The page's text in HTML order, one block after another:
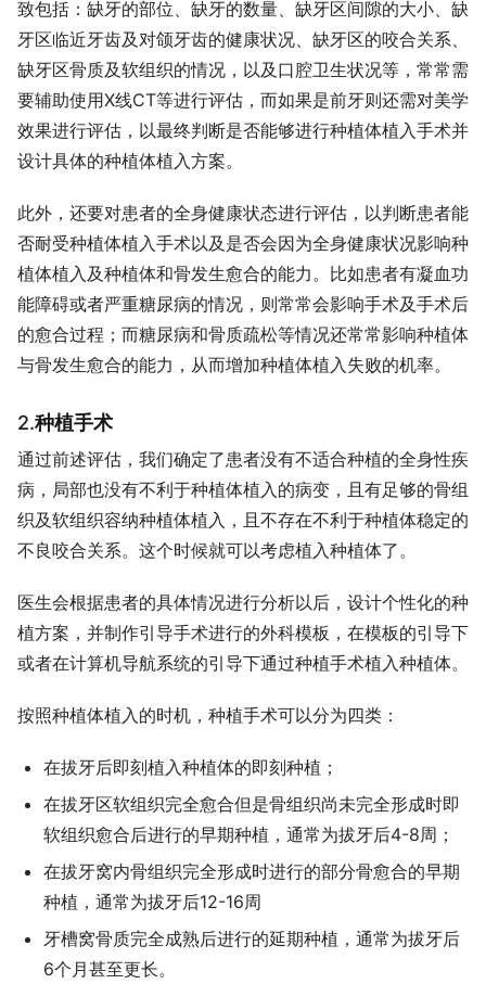
致包括：缺牙的部位、缺牙的数量、缺牙区间隙的大小、缺
牙区临近牙齿及对颌牙齿的健康状况、缺牙区的咬合关系、
缺牙区骨质及软组织的情况，以及口腔卫生状况等，常常需
要辅助使用X线CT等进行评估，而如果是前牙则还需对美学
效果进行评估，以最终判断是否能够进行种植体植入手术并
设计具体的种植体植入方案。
此外，还要对患者的全身健康状态进行评估，以判断患者能
否耐受种植体植入手术以及是否会因为全身健康状况影响种
植体植入及种植体和骨发生愈合的能力。比如患者有凝血功
能障碍或者严重糖尿病的情况，则常常会影响手术及手术后
的愈合过程；而糖尿病和骨质疏松等情况还常常影响种植体
与骨发生愈合的能力，从而增加种植体植入失败的机率。
2.种植手术
通过前述评估，我们确定了患者没有不适合种植的全身性疾
病，局部也没有不利于种植体植入的病变，且有足够的骨组
织及软组织容纳种植体植入，且不存在不利于种植体稳定的
不良咬合关系。这个时候就可以考虑植入种植体了。
医生会根据患者的具体情况进行分析以后，设计个性化的种
植方案，并制作引导手术进行的外科模板，在模板的引导下
或者在计算机导航系统的引导下通过种植手术植入种植体。
按照种植体植入的时机，种植手术可以分为四类：
在拔牙后即刻植入种植体的即刻种植；
在拔牙区软组织完全愈合但是骨组织尚未完全形成时即
软组织愈合后进行的早期种植，通常为拔牙后4-8周；
在拔牙窝内骨组织完全形成时进行的部分骨愈合的早期
种植，通常为拔牙后12-16周
牙槽窝骨质完全成熟后进行的延期种植，通常为拔牙后
6个月甚至更长。